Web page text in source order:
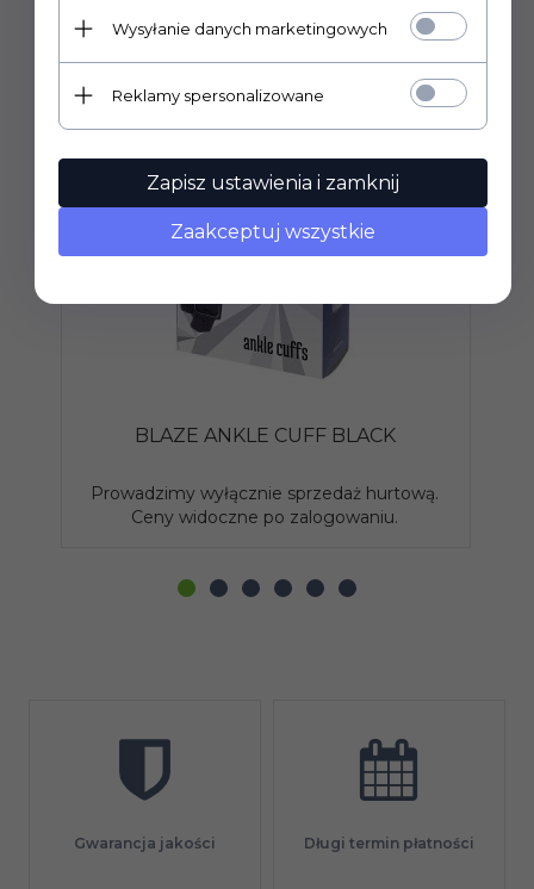
BLAZE ANKLE CUFF BLACK
Prowadzimy wyłącznie sprzedaż hurtową.
Ceny widoczne po zalogowaniu.
Gwarancja jakości Długi termin płatności
Wysyłanie danych marketingowych
Reklamy spersonalizowane
Zapisz ustawienia i zamknij
Zaakceptuj wszystkie